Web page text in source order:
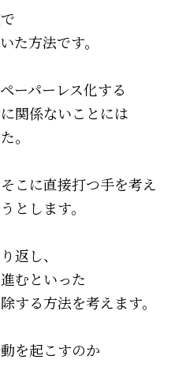
た方法です。
ーパーレス化する
関係ないことには
。
こに直接打つ手を考え
とします。
返し、
むといった
する方法を考えます。
を起こすのか